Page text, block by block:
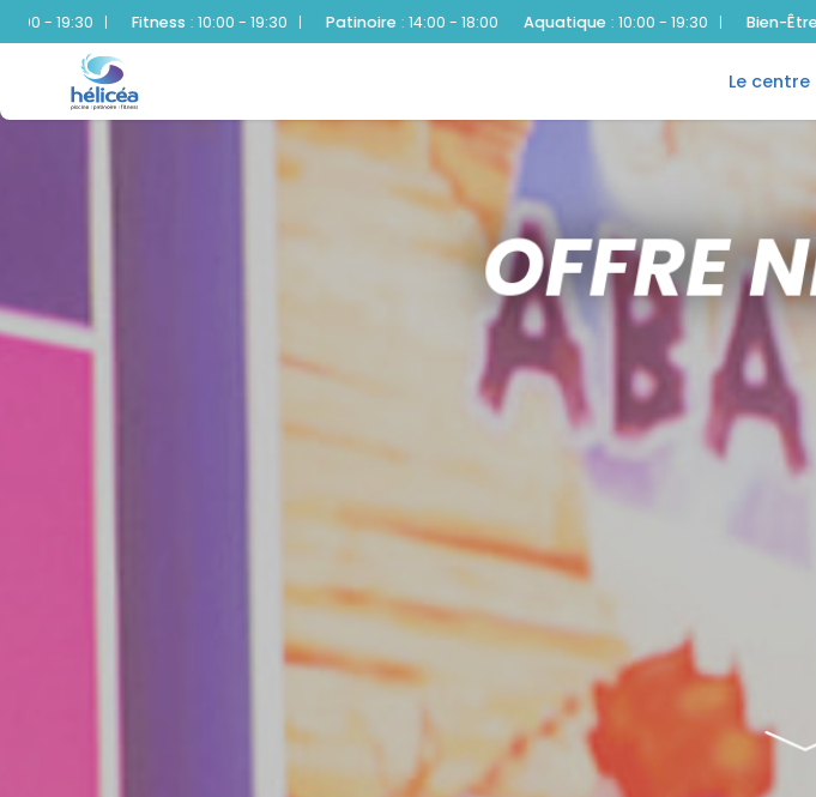
:10:00 - 19:30 | Patinoire:14:00 - 18:00 Aquatique:10:00 - 19:30 | Bien-Être:10:00 - 19:30 |
le centre
fitness
patinoire
OFFRE